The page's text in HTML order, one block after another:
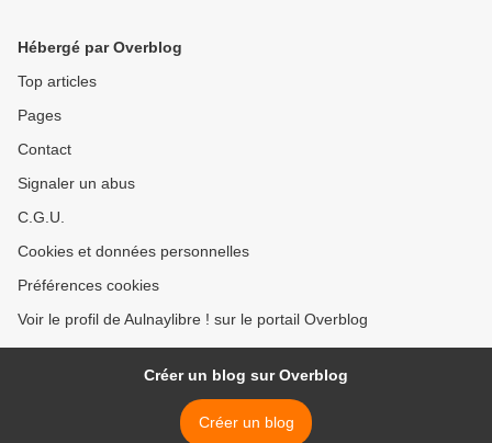
Hébergé par Overblog
Top articles
Pages
Contact
Signaler un abus
C.G.U.
Cookies et données personnelles
Préférences cookies
Voir le profil de Aulnaylibre ! sur le portail Overblog
Créer un blog sur Overblog
Créer un blog